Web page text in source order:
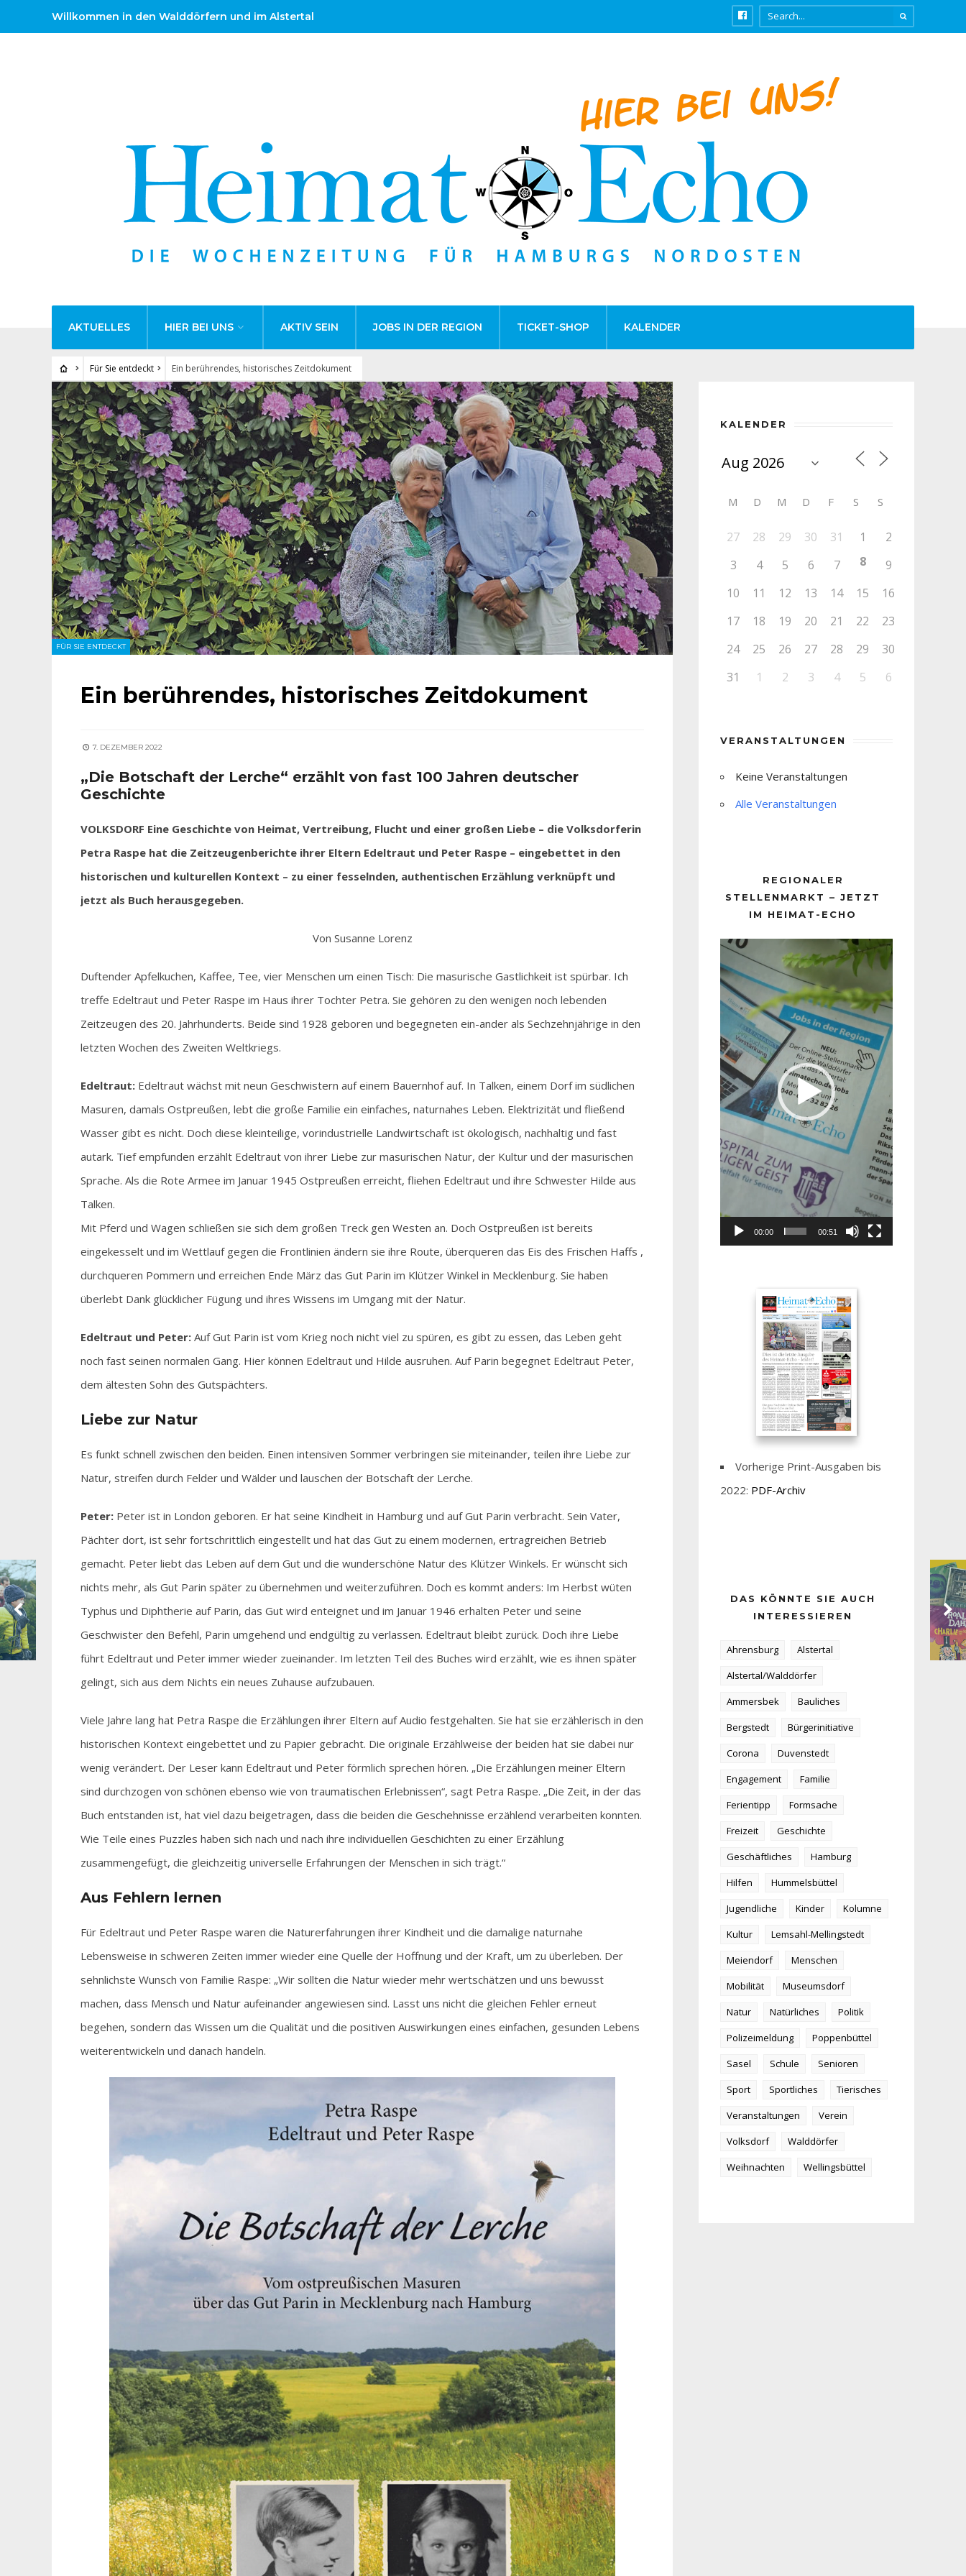
Willkommen in den Walddörfern und im Alstertal
AKTUELLES HIER BEI UNS AKTIV SEIN JOBS IN DER REGION TICKET-SHOP KALENDER
Für Sie entdeckt Ein berührendes, historisches Zeitdokument
FÜR SIE ENTDECKT
Ein berührendes, historisches Zeitdokument
7. DEZEMBER 2022
„Die Botschaft der Lerche“ erzählt von fast 100 Jahren deutscher
Geschichte
VOLKSDORF Eine Geschichte von Heimat, Vertreibung, Flucht und einer großen Liebe – die Volksdorferin
Petra Raspe hat die Zeitzeugenberichte ihrer Eltern Edeltraut und Peter Raspe – eingebettet in den
historischen und kulturellen Kontext – zu einer fesselnden, authentischen Erzählung verknüpft und
jetzt als Buch herausgegeben.
Von Susanne Lorenz
Duftender Apfelkuchen, Kaffee, Tee, vier Menschen um einen Tisch: Die masurische Gastlichkeit ist spürbar. Ich
treffe Edeltraut und Peter Raspe im Haus ihrer Tochter Petra. Sie gehören zu den wenigen noch lebenden
Zeitzeugen des 20. Jahrhunderts. Beide sind 1928 geboren und begegneten ein-ander als Sechzehnjährige in den
letzten Wochen des Zweiten Weltkriegs.
Edeltraut: Edeltraut wächst mit neun Geschwistern auf einem Bauernhof auf. In Talken, einem Dorf im südlichen
Masuren, damals Ostpreußen, lebt die große Familie ein einfaches, naturnahes Leben. Elektrizität und fließend
Wasser gibt es nicht. Doch diese kleinteilige, vorindustrielle Landwirtschaft ist ökologisch, nachhaltig und fast
autark. Tief empfunden erzählt Edeltraut von ihrer Liebe zur masurischen Natur, der Kultur und der masurischen
Sprache. Als die Rote Armee im Januar 1945 Ostpreußen erreicht, fliehen Edeltraut und ihre Schwester Hilde aus
Talken.
Mit Pferd und Wagen schließen sie sich dem großen Treck gen Westen an. Doch Ostpreußen ist bereits
eingekesselt und im Wettlauf gegen die Frontlinien ändern sie ihre Route, überqueren das Eis des Frischen Haffs ,
durchqueren Pommern und erreichen Ende März das Gut Parin im Klützer Winkel in Mecklenburg. Sie haben
überlebt Dank glücklicher Fügung und ihres Wissens im Umgang mit der Natur.
Edeltraut und Peter: Auf Gut Parin ist vom Krieg noch nicht viel zu spüren, es gibt zu essen, das Leben geht
noch fast seinen normalen Gang. Hier können Edeltraut und Hilde ausruhen. Auf Parin begegnet Edeltraut Peter,
dem ältesten Sohn des Gutspächters.
Liebe zur Natur
Es funkt schnell zwischen den beiden. Einen intensiven Sommer verbringen sie miteinander, teilen ihre Liebe zur
Natur, streifen durch Felder und Wälder und lauschen der Botschaft der Lerche.
Peter: Peter ist in London geboren. Er hat seine Kindheit in Hamburg und auf Gut Parin verbracht. Sein Vater,
Pächter dort, ist sehr fortschrittlich eingestellt und hat das Gut zu einem modernen, ertragreichen Betrieb
gemacht. Peter liebt das Leben auf dem Gut und die wunderschöne Natur des Klützer Winkels. Er wünscht sich
nichts mehr, als Gut Parin später zu übernehmen und weiterzuführen. Doch es kommt anders: Im Herbst wüten
Typhus und Diphtherie auf Parin, das Gut wird enteignet und im Januar 1946 erhalten Peter und seine
Geschwister den Befehl, Parin umgehend und endgültig zu verlassen. Edeltraut bleibt zurück. Doch ihre Liebe
führt Edeltraut und Peter immer wieder zueinander. Im letzten Teil des Buches wird erzählt, wie es ihnen später
gelingt, sich aus dem Nichts ein neues Zuhause aufzubauen.
Viele Jahre lang hat Petra Raspe die Erzählungen ihrer Eltern auf Audio festgehalten. Sie hat sie erzählerisch in den
historischen Kontext eingebettet und zu Papier gebracht. Die originale Erzählweise der beiden hat sie dabei nur
wenig verändert. Der Leser kann Edeltraut und Peter förmlich sprechen hören. „Die Erzählungen meiner Eltern
sind durchzogen von schönen ebenso wie von traumatischen Erlebnissen“, sagt Petra Raspe. „Die Zeit, in der das
Buch entstanden ist, hat viel dazu beigetragen, dass die beiden die Geschehnisse erzählend verarbeiten konnten.
Wie Teile eines Puzzles haben sich nach und nach ihre individuellen Geschichten zu einer Erzählung
zusammengefügt, die gleichzeitig universelle Erfahrungen der Menschen in sich trägt.“
Aus Fehlern lernen
Für Edeltraut und Peter Raspe waren die Naturerfahrungen ihrer Kindheit und die damalige naturnahe
Lebensweise in schweren Zeiten immer wieder eine Quelle der Hoffnung und der Kraft, um zu überleben. Der
sehnlichste Wunsch von Familie Raspe: „Wir sollten die Natur wieder mehr wertschätzen und uns bewusst
machen, dass Mensch und Natur aufeinander angewiesen sind. Lasst uns nicht die gleichen Fehler erneut
begehen, sondern das Wissen um die Qualität und die positiven Auswirkungen eines einfachen, gesunden Lebens
weiterentwickeln und danach handeln.
KALENDER
M D M D F S S
27 28 29 30 31 1
2
3
4 5 6 7 8
9
10
11 12 13 14 15
16
17
18 19 20 21 22
23
24
25 26 27 28 29
30
31
1 2 3 4 5 6
VERANSTALTUNGEN
Keine Veranstaltungen
Alle Veranstaltungen
REGIONALER
STELLENMARKT – JETZT
IM HEIMAT-ECHO
Player
00:00 00:51
Vorherige Print-Ausgaben bis
2022: PDF-Archiv
DAS KÖNNTE SIE AUCH
INTERESSIEREN
Ahrensburg
Alstertal
Alstertal/Walddörfer
Ammersbek
Bauliches
Bergstedt
Bürgerinitiative
Corona
Duvenstedt
Engagement
Familie
Ferientipp
Formsache
Freizeit
Geschichte
Geschäftliches
Hamburg
Hilfen
Hummelsbüttel
Jugendliche
Kinder
Kolumne
Kultur
Lemsahl-Mellingstedt
Meiendorf
Menschen
Mobilität
Museumsdorf
Natur
Natürliches
Politik
Polizeimeldung
Poppenbüttel
Sasel
Schule
Senioren
Sport
Sportliches
Tierisches
Veranstaltungen
Verein
Volksdorf
Walddörfer
Weihnachten
Wellingsbüttel